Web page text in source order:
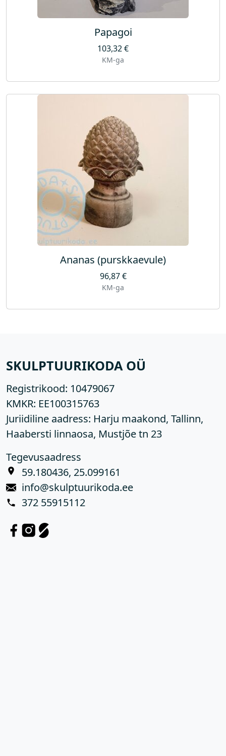
Papagoi
103,32€
KM-ga
Ananas (purskkaevule)
96,87€
KM-ga
SKULPTUURIKODA OÜ
Registrikood: 10479067
KMKR: EE100315763
Juriidiline aadress: Harju maakond, Tallinn,
Haabersti linnaosa, Mustjõe tn 23
Tegevusaadress
59.180436, 25.099161
info@skulptuurikoda.ee
372 55915112